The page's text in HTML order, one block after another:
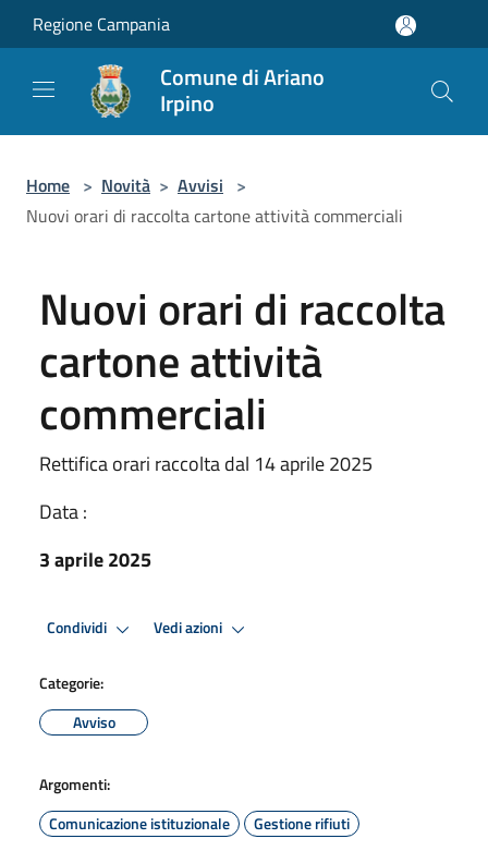
Salta al contenuto principale
Regione Campania
Comune di Ariano
Irpino
Home > Novità > Avvisi >
Nuovi orari di raccolta cartone attività commerciali
Nuovi orari di raccolta
cartone attività
commerciali
Rettifica orari raccolta dal 14 aprile 2025
Data :
3 aprile 2025
Condividi Vedi azioni
Categorie:
Avviso
Argomenti:
Comunicazione istituzionale
Gestione rifiuti